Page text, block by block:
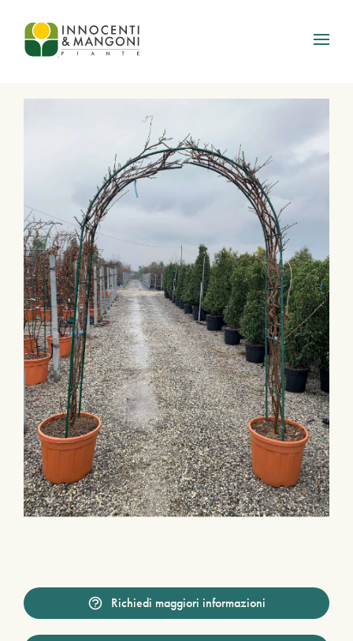
Skip to main content
Richiedi maggiori informazioni